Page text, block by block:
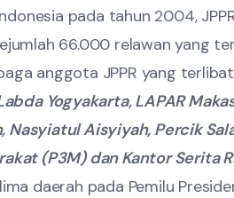
pada tahun 2004,
66.000 relawan yang
anggota JPPR yang
Yogyakarta, LAPAR
Nasyiatul Aisyiyah, Percik
(P3M) dan Kantor Serita
daerah pada Pemilu